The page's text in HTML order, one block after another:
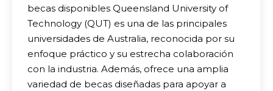
becas disponibles Queensland University of
Technology (QUT) es una de las principales
universidades de Australia, reconocida por su
enfoque práctico y su estrecha colaboración
con la industria. Además, ofrece una amplia
variedad de becas diseñadas para apoyar a